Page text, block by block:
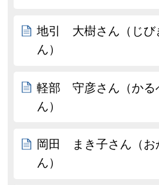
地引 大樹さん（じ
ん）
軽部 守彦さん（か
ん）
岡田 まき子さん（
ん）